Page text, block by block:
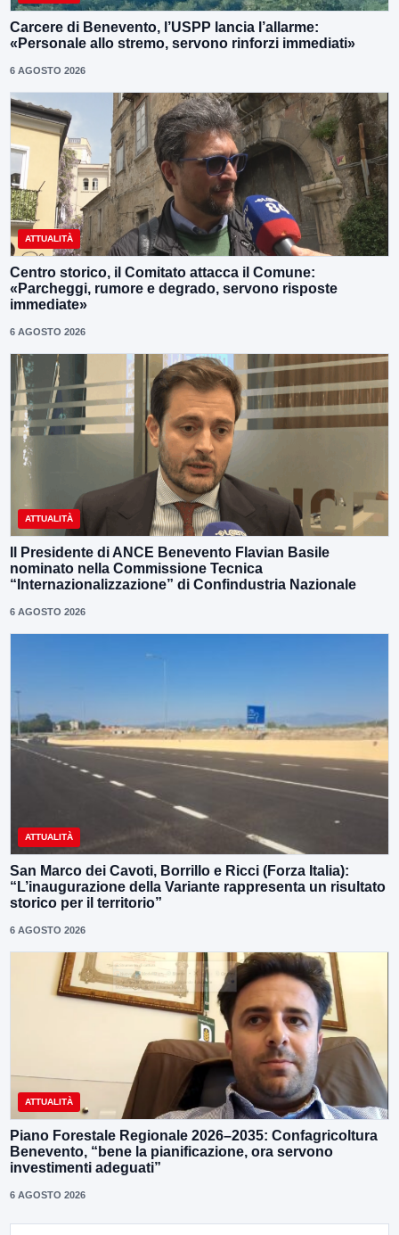
Carcere di Benevento, l’USPP lancia l’allarme:
«Personale allo stremo, servono rinforzi immediati»
6 AGOSTO 2026
ATTUALITÀ
Centro storico, il Comitato attacca il Comune:
«Parcheggi, rumore e degrado, servono risposte
immediate»
6 AGOSTO 2026
ATTUALITÀ
Il Presidente di ANCE Benevento Flavian Basile
nominato nella Commissione Tecnica
“Internazionalizzazione” di Confindustria Nazionale
6 AGOSTO 2026
ATTUALITÀ
San Marco dei Cavoti, Borrillo e Ricci (Forza Italia):
“L’inaugurazione della Variante rappresenta un risultato
storico per il territorio”
6 AGOSTO 2026
ATTUALITÀ
Piano Forestale Regionale 2026–2035: Confagricoltura
Benevento, “bene la pianificazione, ora servono
investimenti adeguati”
6 AGOSTO 2026